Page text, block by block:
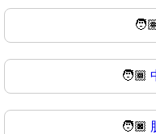
🧑🏾
🧑🏿